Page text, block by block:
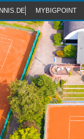
MYBIGPOINT